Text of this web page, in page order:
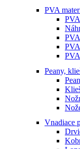
PVA
Peany,
Vnadiace